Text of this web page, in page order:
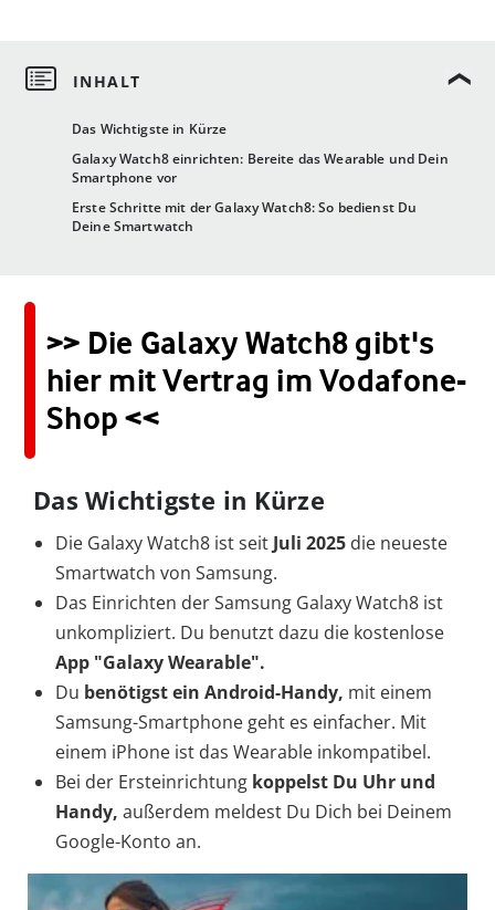
Das Wichtigste in Kürze
Galaxy Watch8 einrichten: Bereite das Wearable und Dein
Smartphone vor
Erste Schritte mit der Galaxy Watch8: So bedienst Du
Deine Smartwatch
>> Die Galaxy Watch8 gibt's
hier mit Vertrag im Vodafone-
Shop <<
Das Wichtigste in Kürze
Die Galaxy Watch8 ist seit Juli 2025 die neueste
Smartwatch von Samsung.
Das Einrichten der Samsung Galaxy Watch8 ist
unkompliziert. Du benutzt dazu die kostenlose
App "Galaxy Wearable".
Du benötigst ein Android-Handy, mit einem
Samsung-Smartphone geht es einfacher. Mit
einem iPhone ist das Wearable inkompatibel.
Bei der Ersteinrichtung koppelst Du Uhr und
Handy, außerdem meldest Du Dich bei Deinem
Google-Konto an.